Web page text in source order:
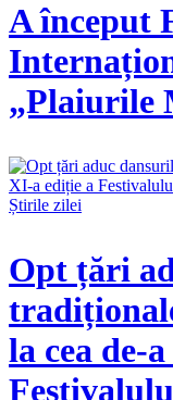
A început
„Plaiurile
Știrile zilei
Opt țări
la cea de-